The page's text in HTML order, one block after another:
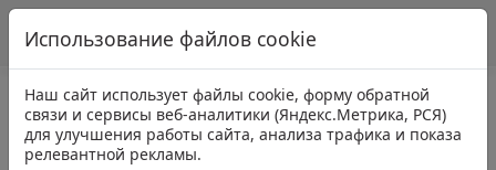
Использование файлов cookie
Наш сайт использует файлы cookie, форму обратной
связи и сервисы веб-аналитики (Яндекс.Метрика, РСЯ)
для улучшения работы сайта, анализа трафика и показа
релевантной рекламы.